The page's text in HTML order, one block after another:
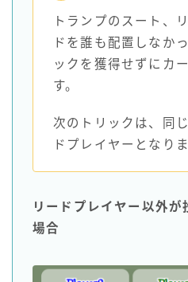
トランプのスート、
ドを誰も配置しなか
ックを獲得せずにカ
す。
次のトリックは、同
ドプレイヤーとなりま
リードプレイヤー以外が
場合